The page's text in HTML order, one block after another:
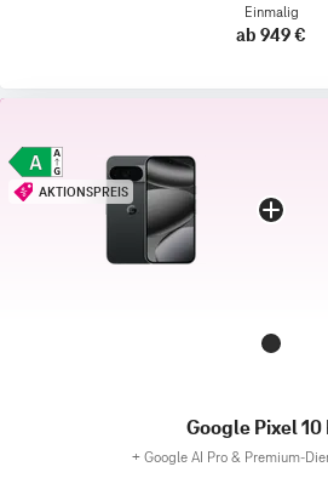
Einmalig
ab 949 €
AKTIONSPREIS
Google Pixel 10
+ Google AI Pro & Premium-